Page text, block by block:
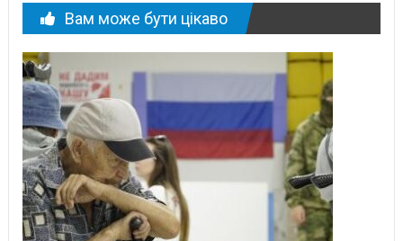
Вам може бути цікаво